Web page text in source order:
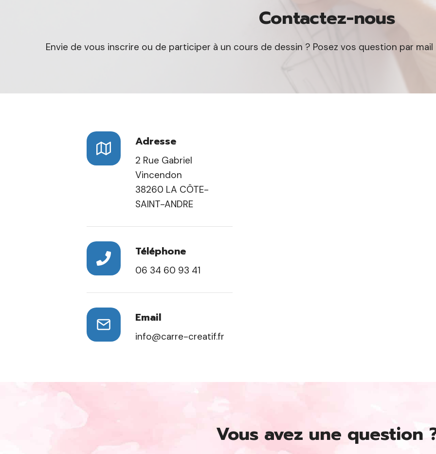
Contactez-nous
Envie de vous inscrire ou de participer à un cours de dessin ? Posez vos question par
Adresse
2 Rue Gabriel
Vincendon
38260 LA CÔTE-
SAINT-ANDRE
Téléphone
06 34 60 93 41
Email
info@carre-creatif.fr
Vous avez une question